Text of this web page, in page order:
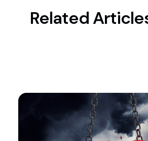
Related